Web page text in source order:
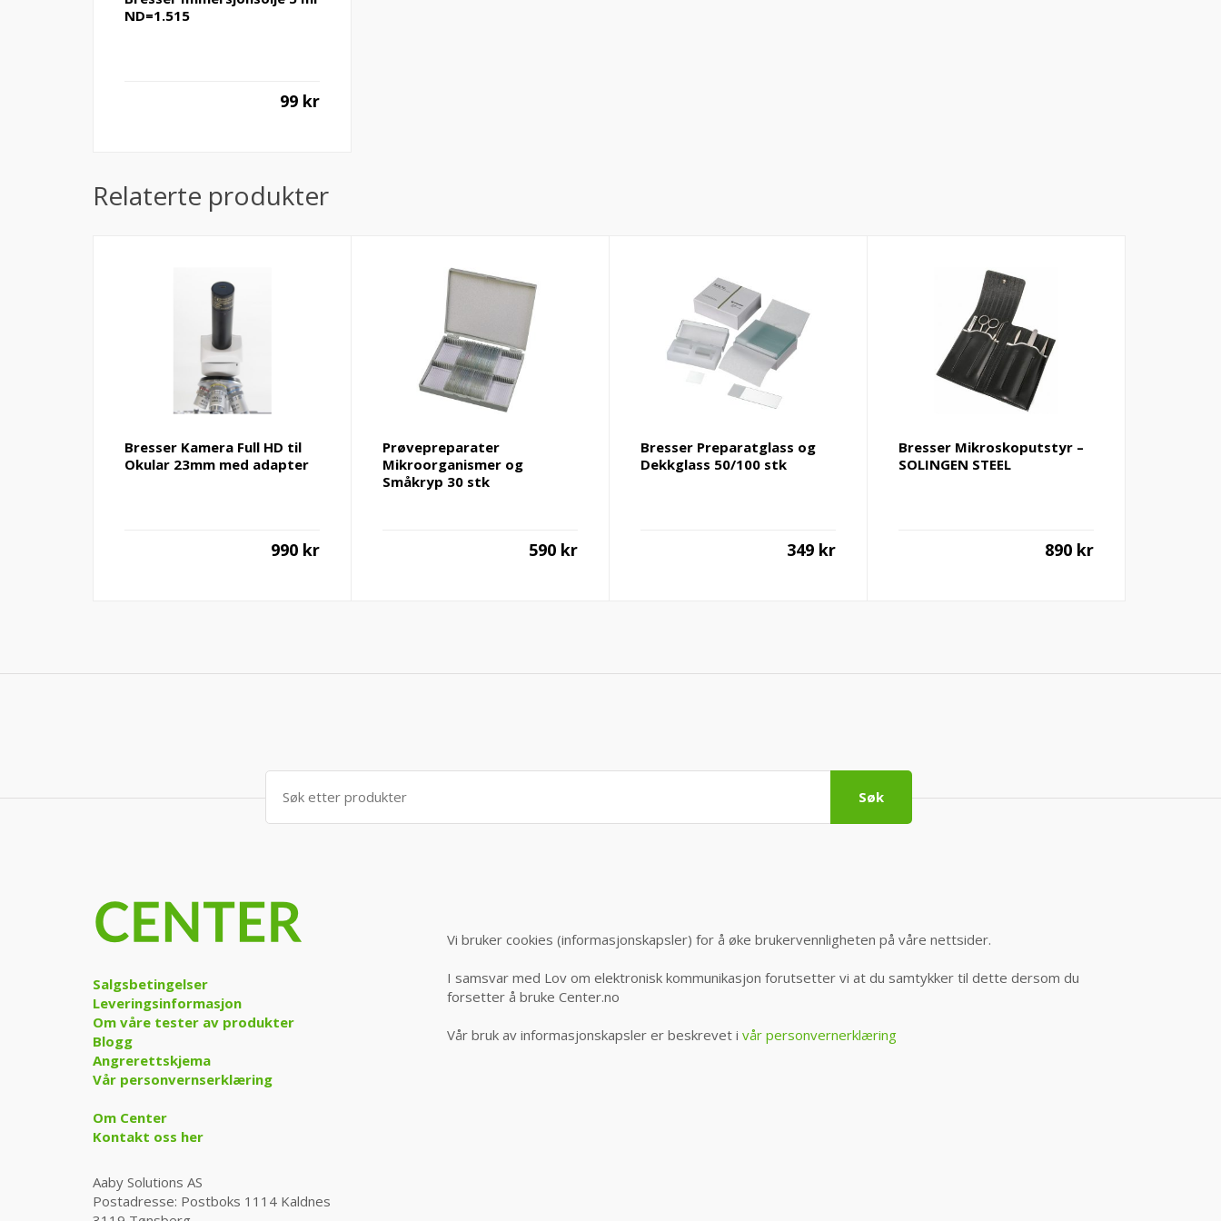
ND=1.515
99 kr
Relaterte produkter
Bresser Kamera Full HD til
Okular 23mm med adapter
990 kr
Prøvepreparater
Mikroorganismer og
Småkryp 30 stk
590 kr
Bresser Preparatglass og
Dekkglass 50/100 stk
349 kr
Bresser Mikroskoputstyr –
SOLINGEN STEEL
890 kr
Søk
etter:
Søk
Salgsbetingelser
Leveringsinformasjon
Om våre tester av produkter
Blogg
Angrerettskjema
Vår personvernserklæring
Om Center
Kontakt oss her
Aaby Solutions AS
Postadresse: Postboks 1114 Kaldnes
Vi bruker cookies (informasjonskapsler) for å øke brukervennligheten på våre nettsider.
I samsvar med Lov om elektronisk kommunikasjon forutsetter vi at du samtykker til dette dersom du
forsetter å bruke Center.no
Vår bruk av informasjonskapsler er beskrevet i vår personvernerklæring